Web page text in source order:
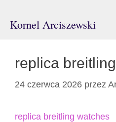
Kornel Arciszewski
replica
24 czerwca 2026 przez
replica breitling watches